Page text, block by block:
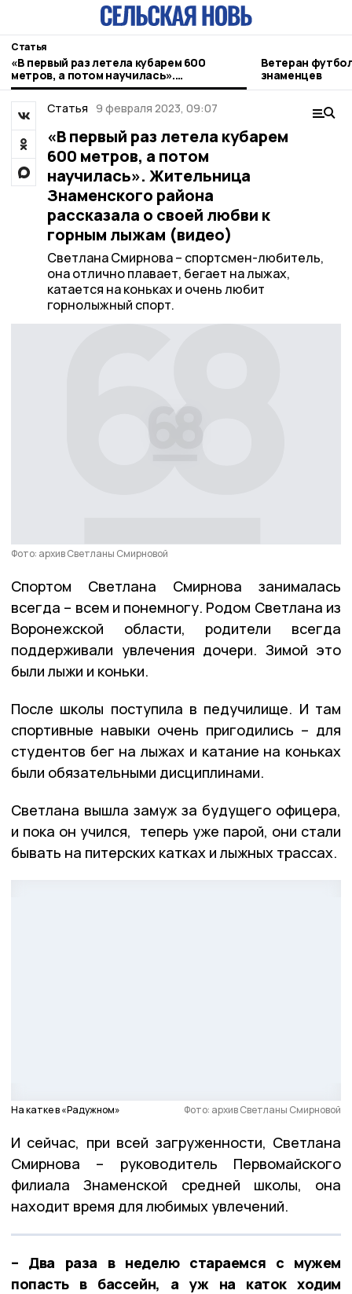
Статья
«В первый раз летела кубарем 600
метров, а потом научилась».
Жительница Знаменского района
рассказала о своей любви к горным
лыжам (видео)
Ветеран
знаменцев
Статья 9 февраля 2023, 09:07
«В первый раз летела кубарем
600 метров, а потом
научилась». Жительница
Знаменского района
рассказала о своей любви к
горным лыжам (видео)
Светлана Смирнова – спортсмен-любитель,
она отлично плавает, бегает на лыжах,
катается на коньках и очень любит
горнолыжный спорт.
Фото: архив Светланы Смирновой
Спортом Светлана Смирнова занималась
всегда – всем и понемногу. Родом Светлана из
Воронежской области, родители всегда
поддерживали увлечения дочери. Зимой это
были лыжи и коньки.
После школы поступила в педучилище. И там
спортивные навыки очень пригодились – для
студентов бег на лыжах и катание на коньках
были обязательными дисциплинами.
Светлана вышла замуж за будущего офицера,
и пока он учился, теперь уже парой, они стали
бывать на питерских катках и лыжных трассах.
На катке в «Радужном» Фото: архив Светланы Смирновой
И сейчас, при всей загруженности, Светлана
Смирнова – руководитель Первомайского
филиала Знаменской средней школы, она
находит время для любимых увлечений.
– Два раза в неделю стараемся с мужем
попасть в бассейн, а уж на каток ходим